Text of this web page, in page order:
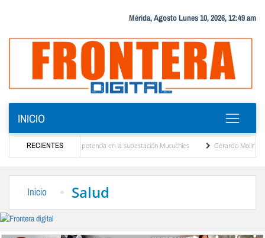
Mérida, Agosto Lunes 10, 2026, 12:49 am
INICIO
RECIENTES
transformador de potencia en la subestación Mucuchies
Gerardo Molina: “El
Inicio Salud